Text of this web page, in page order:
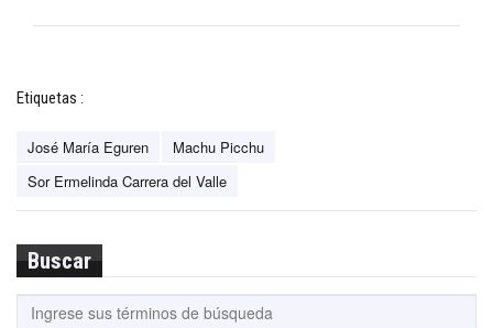
Etiquetas :
José María Eguren
Machu Picchu
Sor Ermelinda Carrera del Valle
Buscar